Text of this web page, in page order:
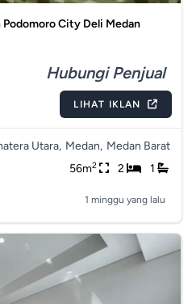
City Deli Medan
Hubungi Penjual
LIHAT IKLAN
Utara, Medan, Medan Barat
56m2 2 1
1 minggu yang lalu